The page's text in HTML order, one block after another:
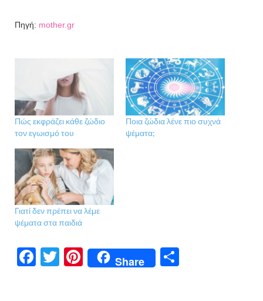
Πηγή: mother.gr
Πώς εκφράζει κάθε ζώδιο
τον εγωισμό του
Ποια ζώδια λένε πιο συχνά
ψέματα;
Γιατί δεν πρέπει να λέμε
ψέματα στα παιδιά
F
T
Pi
Share